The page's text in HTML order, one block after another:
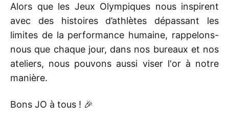
Alors que les Jeux Olympiques nous inspirent
avec des histoires d’athlètes dépassant les
limites de la performance humaine, rappelons-
nous que chaque jour, dans nos bureaux et nos
ateliers, nous pouvons aussi viser l'or à notre
manière.
Bons JO à tous ! 🎉